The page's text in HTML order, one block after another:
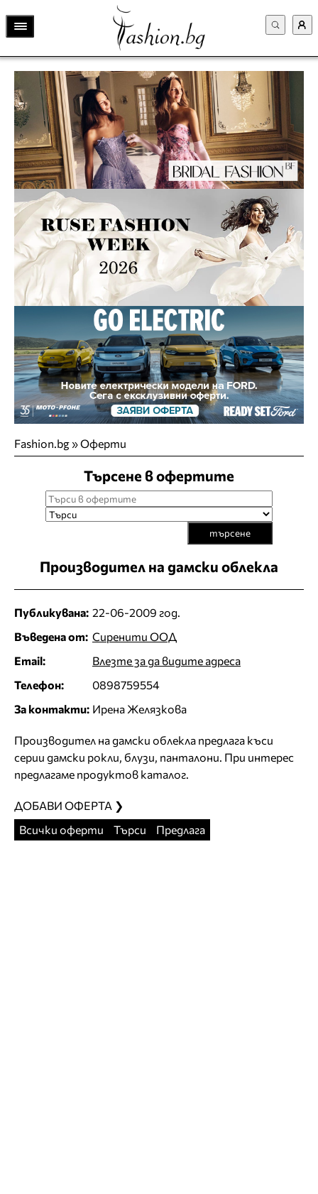
Fashion.bg»Оферти
Търсене в офертите
търсене
Производител на дамски облекла
Публикувана: 22-06-2009 год.
Въведена от: Сиренити ООД
Email:
Влезте за да видите адреса
Телефон:
0898759554
За контакти: Ирена Желязкова
Производител на дамски облекла предлага къси
серии дамски рокли, блузи, панталони. При интерес
предлагаме продуктов каталог.
ДОБАВИ ОФЕРТА ❯
Всички оферти
Търси Предлага